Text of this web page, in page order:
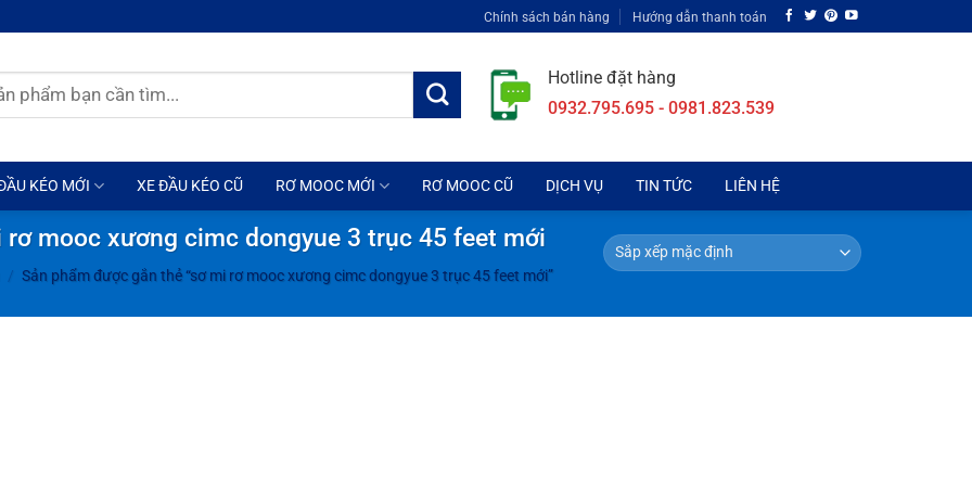
Chính sách bán hàng Hướng dẫn thanh toán
Hotline đặt hàng
0932.795.695 - 0981.823.539
KÉO MỚI XE ĐẦU KÉO CŨ RƠ MOOC MỚI RƠ MOOC CŨ DỊCH VỤ TIN TỨC LIÊN HỆ
rơ mooc xương cimc dongyue 3 trục 45 feet mới
/ Sản phẩm được gắn thẻ “sơ mi rơ mooc xương cimc dongyue 3 trục 45 feet mới”